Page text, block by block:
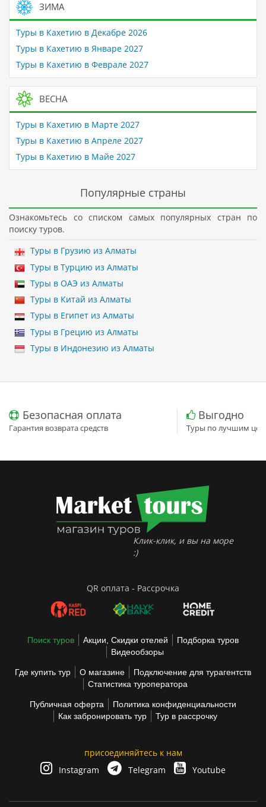
ЗИМА
Туры в Кахетию в Декабре 2026
Туры в Кахетию в Январе 2027
Туры в Кахетию в Феврале 2027
ВЕСНА
Туры в Кахетию в Марте 2027
Туры в Кахетию в Апреле 2027
Туры в Кахетию в Майе 2027
Популярные страны
Ознакомьтесь со списком самых популярных стран по
поиску туров.
Туры в Грузию из Алматы
Туры в Турцию из Алматы
Туры в ОАЭ из Алматы
Туры в Китай из Алматы
Туры в Египет из Алматы
Туры в Грецию из Алматы
Туры в Индонезию из Алматы
Безопасная оплата
Гарантия возврата средств
Выгодно
Туры по лучшим
Клик-клик, и вы на море
:)
QR оплата - Рассрочка
Поиск туров Акции, Скидки отелей
Подборка туров
Видеообзоры
Где купить тур О магазине
Подключение для турагентств
Статистика туроператора
Публичная оферта
Политика конфиденциальности
Как забронировать тур
Тур в рассрочку
присоединяйтесь к нам
Instagram
Telegram Youtube